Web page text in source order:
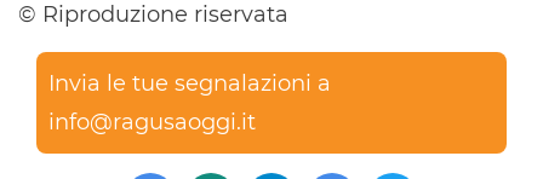
© Riproduzione riservata
Invia le tue segnalazioni a
info@ragusaoggi.it